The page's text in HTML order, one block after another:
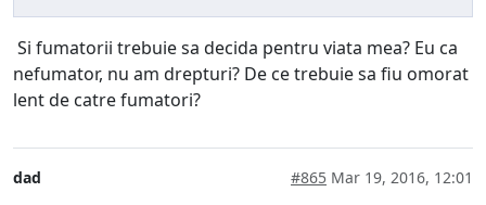
Si fumatorii trebuie sa decida pentru viata mea? Eu ca
nefumator, nu am drepturi? De ce trebuie sa fiu omorat
lent de catre fumatori?
dad #865 Mar 19, 2016, 12:01